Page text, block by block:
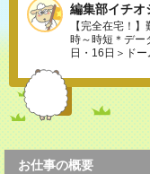
編集部イチオ
【完全在宅！
時～時短＊デー
日・16日＞ド
お仕事の概要